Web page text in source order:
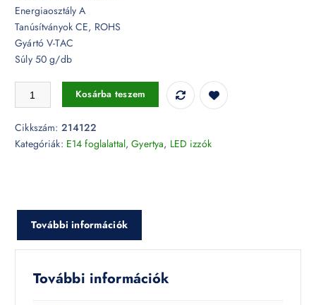
Energiaosztály A
Tanúsítványok CE, ROHS
Gyártó V-TAC
Súly 50 g/db
3,7W LED izzó E14 C37 Gyertya 6400K - 214122 mennyiség
Kosárba teszem
Cikkszám: 214122
Kategóriák: E14 foglalattal,Gyertya, LED izzók
További információk
További információk